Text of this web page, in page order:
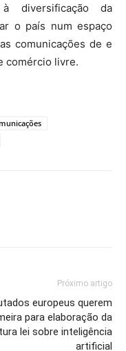
à diversificação da
o país num espaço
comunicações de e
comércio livre.
Próximo artigo
europeus querem
para elaboração da
lei sobre inteligência
artificial